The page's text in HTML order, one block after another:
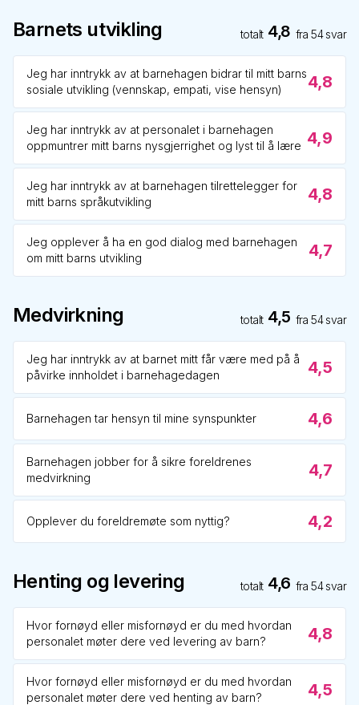
Barnets utvikling totalt 4,8 fra54svar
Jeg har inntrykk av at barnehagen bidrar til mitt barns
sosiale utvikling (vennskap, empati, vise hensyn)
4,8
Jeg har inntrykk av at personalet i barnehagen
oppmuntrer mitt barns nysgjerrighet og lyst til å lære 4,9
Jeg har inntrykk av at barnehagen tilrettelegger for
mitt barns språkutvikling
4,8
Jeg opplever å ha en god dialog med barnehagen
om mitt barns utvikling
4,7
Medvirkning totalt 4,5 fra54svar
Jeg har inntrykk av at barnet mitt får være med på å
påvirke innholdet i barnehagedagen
4,5
Barnehagen tar hensyn til mine synspunkter 4,6
Barnehagen jobber for å sikre foreldrenes
medvirkning
4,7
Opplever du foreldremøte som nyttig? 4,2
Henting og levering totalt 4,6 fra54svar
Hvor fornøyd eller misfornøyd er du med hvordan
personalet møter dere ved levering av barn?
4,8
Hvor fornøyd eller misfornøyd er du med hvordan
personalet møter dere ved henting av barn?
4,5